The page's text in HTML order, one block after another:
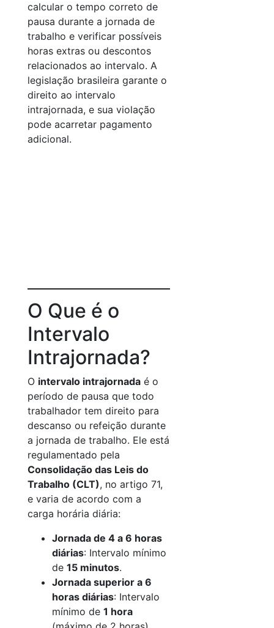
calcular o tempo correto de
pausa durante a jornada de
trabalho e verificar possíveis
horas extras ou descontos
relacionados ao intervalo. A
legislação brasileira garante o
direito ao intervalo
intrajornada, e sua violação
pode acarretar pagamento
adicional.
O Que é o
Intervalo
Intrajornada?
O intervalo intrajornada é o
período de pausa que todo
trabalhador tem direito para
descanso ou refeição durante
a jornada de trabalho. Ele está
regulamentado pela
Consolidação das Leis do
Trabalho (CLT), no artigo 71,
e varia de acordo com a
carga horária diária:
Jornada de 4 a 6 horas
diárias: Intervalo mínimo
de 15 minutos.
Jornada superior a 6
horas diárias: Intervalo
mínimo de 1 hora